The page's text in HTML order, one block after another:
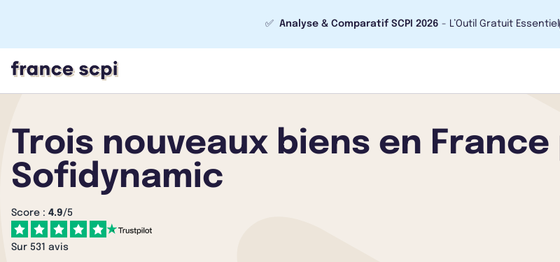
✅ Analyse & Comparatif SCPI 2026 - L’Outil Gratuit Essentiel
Trois nouveaux biens en France
Sofidynamic
Score : 4.9/5
Sur 531 avis